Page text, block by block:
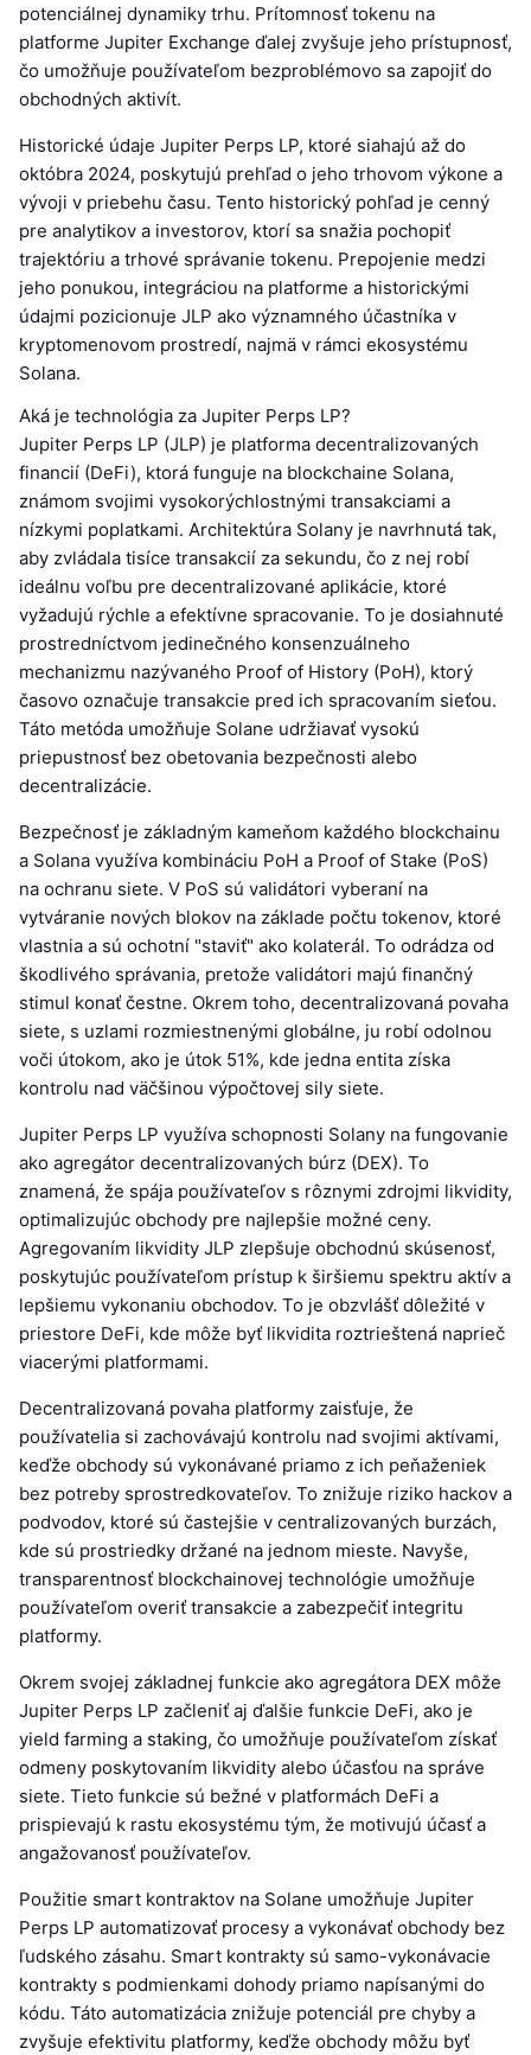
potenciálnej dynamiky trhu. Prítomnosť tokenu na
platforme Jupiter Exchange ďalej zvyšuje jeho prístupnosť,
čo umožňuje používateľom bezproblémovo sa zapojiť do
obchodných aktivít.
Historické údaje Jupiter Perps LP, ktoré siahajú až do
októbra 2024, poskytujú prehľad o jeho trhovom výkone a
vývoji v priebehu času. Tento historický pohľad je cenný
pre analytikov a investorov, ktorí sa snažia pochopiť
trajektóriu a trhové správanie tokenu. Prepojenie medzi
jeho ponukou, integráciou na platforme a historickými
údajmi pozicionuje JLP ako významného účastníka v
kryptomenovom prostredí, najmä v rámci ekosystému
Solana.
Aká je technológia za Jupiter Perps LP?
Jupiter Perps LP (JLP) je platforma decentralizovaných
financií (DeFi), ktorá funguje na blockchaine Solana,
známom svojimi vysokorýchlostnými transakciami a
nízkymi poplatkami. Architektúra Solany je navrhnutá tak,
aby zvládala tisíce transakcií za sekundu, čo z nej robí
ideálnu voľbu pre decentralizované aplikácie, ktoré
vyžadujú rýchle a efektívne spracovanie. To je dosiahnuté
prostredníctvom jedinečného konsenzuálneho
mechanizmu nazývaného Proof of History (PoH), ktorý
časovo označuje transakcie pred ich spracovaním sieťou.
Táto metóda umožňuje Solane udržiavať vysokú
priepustnosť bez obetovania bezpečnosti alebo
decentralizácie.
Bezpečnosť je základným kameňom každého blockchainu
a Solana využíva kombináciu PoH a Proof of Stake (PoS)
na ochranu siete. V PoS sú validátori vyberaní na
vytváranie nových blokov na základe počtu tokenov, ktoré
vlastnia a sú ochotní "staviť" ako kolaterál. To odrádza od
škodlivého správania, pretože validátori majú finančný
stimul konať čestne. Okrem toho, decentralizovaná povaha
siete, s uzlami rozmiestnenými globálne, ju robí odolnou
voči útokom, ako je útok 51%, kde jedna entita získa
kontrolu nad väčšinou výpočtovej sily siete.
Jupiter Perps LP využíva schopnosti Solany na fungovanie
ako agregátor decentralizovaných búrz (DEX). To
znamená, že spája používateľov s rôznymi zdrojmi likvidity,
optimalizujúc obchody pre najlepšie možné ceny.
Agregovaním likvidity JLP zlepšuje obchodnú skúsenosť,
poskytujúc používateľom prístup k širšiemu spektru aktív a
lepšiemu vykonaniu obchodov. To je obzvlášť dôležité v
priestore DeFi, kde môže byť likvidita roztrieštená naprieč
viacerými platformami.
Decentralizovaná povaha platformy zaisťuje, že
používatelia si zachovávajú kontrolu nad svojimi aktívami,
keďže obchody sú vykonávané priamo z ich peňaženiek
bez potreby sprostredkovateľov. To znižuje riziko hackov a
podvodov, ktoré sú častejšie v centralizovaných burzách,
kde sú prostriedky držané na jednom mieste. Navyše,
transparentnosť blockchainovej technológie umožňuje
používateľom overiť transakcie a zabezpečiť integritu
platformy.
Okrem svojej základnej funkcie ako agregátora DEX môže
Jupiter Perps LP začleniť aj ďalšie funkcie DeFi, ako je
yield farming a staking, čo umožňuje používateľom získať
odmeny poskytovaním likvidity alebo účasťou na správe
siete. Tieto funkcie sú bežné v platformách DeFi a
prispievajú k rastu ekosystému tým, že motivujú účasť a
angažovanosť používateľov.
Použitie smart kontraktov na Solane umožňuje Jupiter
Perps LP automatizovať procesy a vykonávať obchody bez
ľudského zásahu. Smart kontrakty sú samo-vykonávacie
kontrakty s podmienkami dohody priamo napísanými do
kódu. Táto automatizácia znižuje potenciál pre chyby a
zvyšuje efektivitu platformy, keďže obchody môžu byť